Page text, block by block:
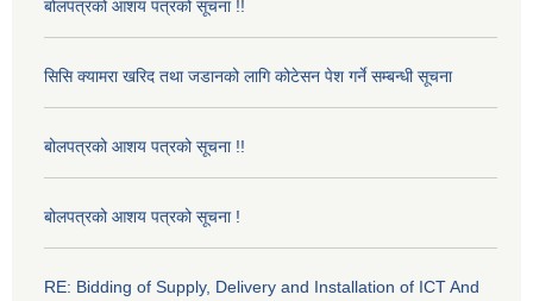
बोलपत्रको आशय पत्रको सूचना !!
सिसि क्यामरा खरिद तथा जडानको लागि कोटेसन पेश गर्ने सम्बन्धी सूचना
बोलपत्रको आशय पत्रको सूचना !!
बोलपत्रको आशय पत्रको सूचना !
RE: Bidding of Supply, Delivery and Installation of ICT And